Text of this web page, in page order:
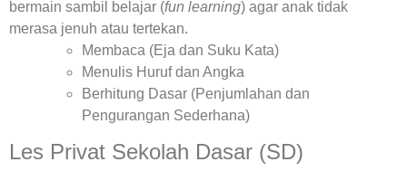
bermain sambil belajar (fun learning) agar anak tidak
merasa jenuh atau tertekan.
Membaca (Eja dan Suku Kata)
Menulis Huruf dan Angka
Berhitung Dasar (Penjumlahan dan
Pengurangan Sederhana)
Les Privat Sekolah Dasar (SD)